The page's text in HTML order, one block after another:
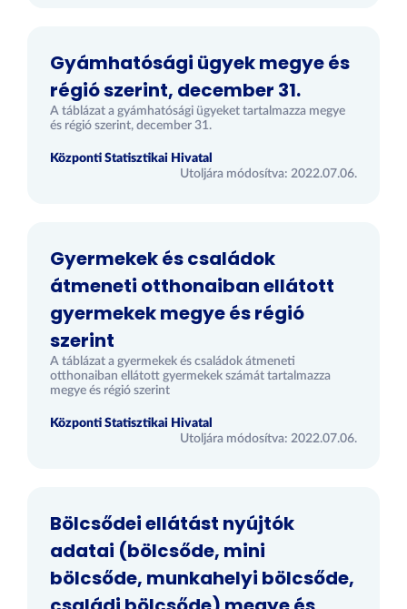
Gyámhatósági ügyek megye és
régió szerint, december 31.
A táblázat a gyámhatósági ügyeket tartalmazza megye
és régió szerint, december 31.
Központi Statisztikai Hivatal
Utoljára módosítva: 2022.07.06.
Gyermekek és családok
átmeneti otthonaiban ellátott
gyermekek megye és régió
szerint
A táblázat a gyermekek és családok átmeneti
otthonaiban ellátott gyermekek számát tartalmazza
megye és régió szerint
Központi Statisztikai Hivatal
Utoljára módosítva: 2022.07.06.
Bölcsődei ellátást nyújtók
adatai (bölcsőde, mini
bölcsőde, munkahelyi bölcsőde,